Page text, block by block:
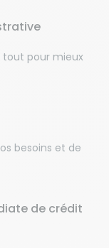
tout pour mieux
besoins et de
de crédit